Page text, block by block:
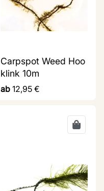
Carpspot Weed Hoo
klink 10m
ab 12,95 €